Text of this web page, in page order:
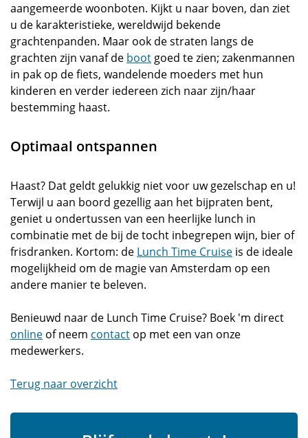
aangemeerde woonboten. Kijkt u naar boven, dan ziet
u de karakteristieke, wereldwijd bekende
grachtenpanden. Maar ook de straten langs de
grachten zijn vanaf de boot goed te zien; zakenmannen
in pak op de fiets, wandelende moeders met hun
kinderen en verder iedereen zich naar zijn/haar
bestemming haast.
Optimaal ontspannen
Haast? Dat geldt gelukkig niet voor uw gezelschap en u!
Terwijl u aan boord gezellig aan het bijpraten bent,
geniet u ondertussen van een heerlijke lunch in
combinatie met de bij de tocht inbegrepen wijn, bier of
frisdranken. Kortom: de Lunch Time Cruise is de ideale
mogelijkheid om de magie van Amsterdam op een
andere manier te beleven.
Benieuwd naar de Lunch Time Cruise? Boek 'm direct
online of neem contact op met een van onze
medewerkers.
Terug naar overzicht